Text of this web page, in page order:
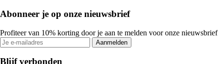
Abonneer je op onze nieuwsbrief
Profiteer van 10% korting door je aan te melden voor onze nieuwsbrief
Aanmelden
Blijf verbonden